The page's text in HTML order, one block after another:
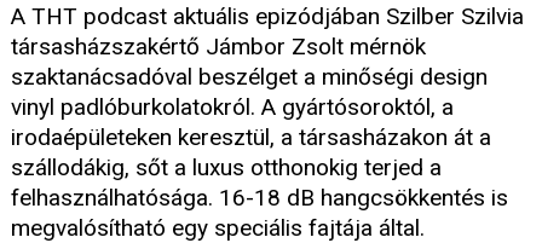
A THT podcast aktuális epizódjában Szilber Szilvia
társasházszakértő Jámbor Zsolt mérnök
szaktanácsadóval beszélget a minőségi design
vinyl padlóburkolatokról. A gyártósoroktól, a
irodaépületeken keresztül, a társasházakon át a
szállodákig, sőt a luxus otthonokig terjed a
felhasználhatósága. 16-18 dB hangcsökkentés is
megvalósítható egy speciális fajtája által.